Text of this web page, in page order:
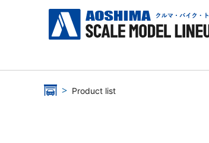
Product list